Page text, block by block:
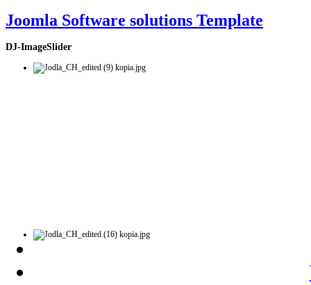
Joomla Software solutions Template
DJ-ImageSlider